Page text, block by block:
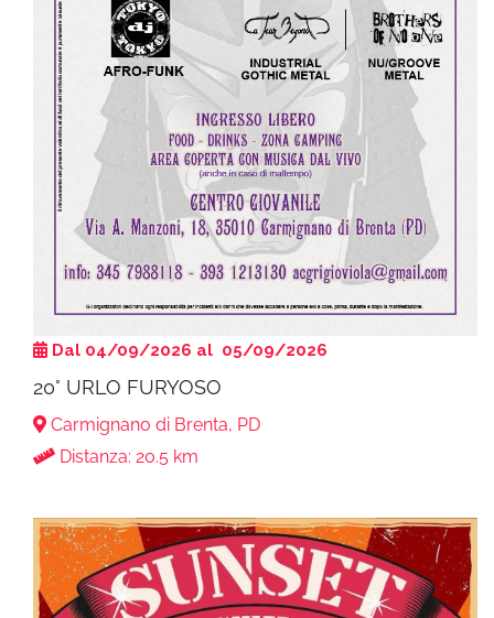
Dal 04/09/2026 al 05/09/2026
20° URLO FURYOSO
Carmignano di Brenta, PD
Distanza: 20.5 km